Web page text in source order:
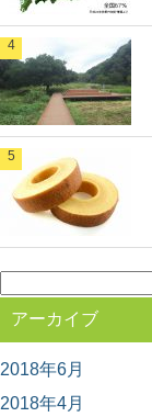
索:
アーカイブ
2018年6月
2018年4月